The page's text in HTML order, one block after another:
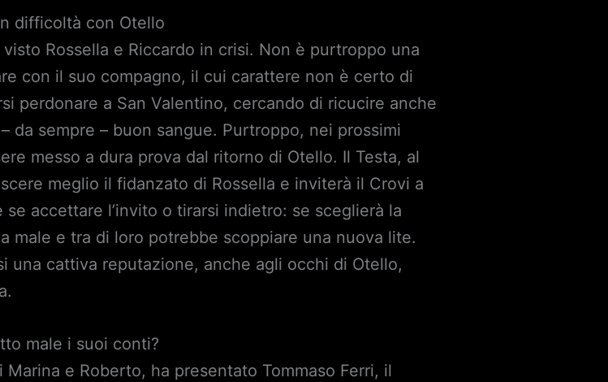
difficoltà con Otello
visto Rossella e Riccardo in crisi. Non è purtroppo una
con il suo compagno, il cui carattere non è certo di
perdonare a San Valentino, cercando di ricucire anche
da sempre – buon sangue. Purtroppo, nei prossimi
messo a dura prova dal ritorno di Otello. Il Testa, al
meglio il fidanzato di Rossella e inviterà il Crovi a
accettare l’invito o tirarsi indietro: se sceglierà la
male e tra di loro potrebbe scoppiare una nuova lite.
una cattiva reputazione, anche agli occhi di Otello,
male i suoi conti?
e Roberto, ha presentato Tommaso Ferri, il